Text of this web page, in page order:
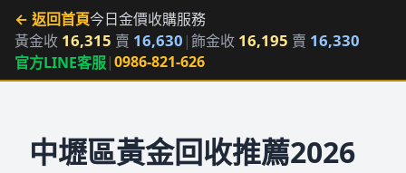
← 返回首頁今日金價收購服務
黃金收 16,315 賣 16,630 |飾金收 16,195 賣 16,330
官方LINE客服|0986-821-626
中壢區黃金回收推薦2026